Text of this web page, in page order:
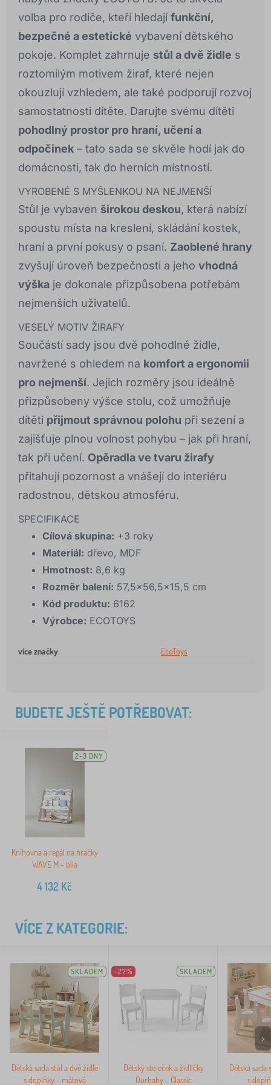
volba pro rodiče, kteří hledají funkční,
bezpečné a estetické vybavení dětského
pokoje. Komplet zahrnuje stůl a dvě židle s
roztomilým motivem žiraf, které nejen
okouzlují vzhledem, ale také podporují rozvoj
samostatnosti dítěte. Darujte svému dítěti
pohodlný prostor pro hraní, učení a
odpočinek – tato sada se skvěle hodí jak do
domácnosti, tak do herních místností.
VYROBENÉ S MYŠLENKOU NA NEJMENŠÍ
Stůl je vybaven širokou deskou, která nabízí
spoustu místa na kreslení, skládání kostek,
hraní a první pokusy o psaní. Zaoblené hrany
zvyšují úroveň bezpečnosti a jeho vhodná
výška je dokonale přizpůsobena potřebám
nejmenších uživatelů.
VESELÝ MOTIV ŽIRAFY
Součástí sady jsou dvě pohodlné židle,
navržené s ohledem na komfort a ergonomii
pro nejmenší. Jejich rozměry jsou ideálně
přizpůsobeny výšce stolu, což umožňuje
dítěti přijmout správnou polohu při sezení a
zajišťuje plnou volnost pohybu – jak při hraní,
tak při učení. Opěradla ve tvaru žirafy
přitahují pozornost a vnášejí do interiéru
radostnou, dětskou atmosféru.
SPECIFIKACE
Cílová skupina: +3 roky
Materiál: dřevo, MDF
Hmotnost: 8,6 kg
Rozměr balení: 57,5x56,5x15,5 cm
Kód produktu: 6162
Výrobce: ECOTOYS
více značky: EcoToys
BUDETE JEŠTĚ POTŘEBOVAT:
2-3 DNY
Knihovna a regál na hračky
WAVE M - bílá
4 132 Kč
VÍCE Z KATEGORIE:
SKLADEM
Dětská sada stůl a dvě židle
s doplňky - mátová
-27% SKLADEM
Dětský stoleček a židličky
Ourbaby - Classic
Dětská sada
s
>